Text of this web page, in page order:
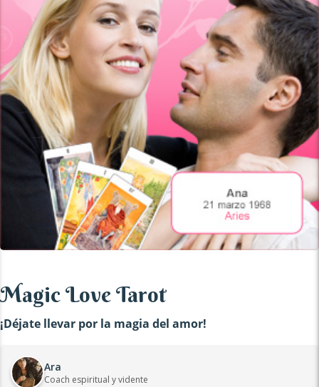
Magic Love Tarot
¡Déjate llevar por la magia del amor!
Ara
Coach espiritual y vidente